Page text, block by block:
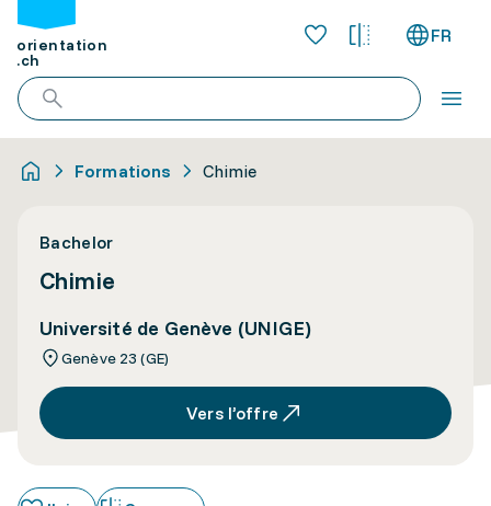
orientation
.ch
FR
Formations Chimie
Bachelor
Chimie
Université de Genève (UNIGE)
Genève 23 (GE)
Vers l’offre